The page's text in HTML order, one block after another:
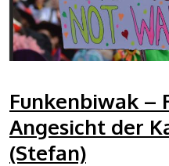
Funkenbiwak –
Angesicht der
(Stefan)